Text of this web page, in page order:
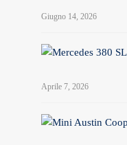
Giugno 14, 2026
Aprile 7, 2026